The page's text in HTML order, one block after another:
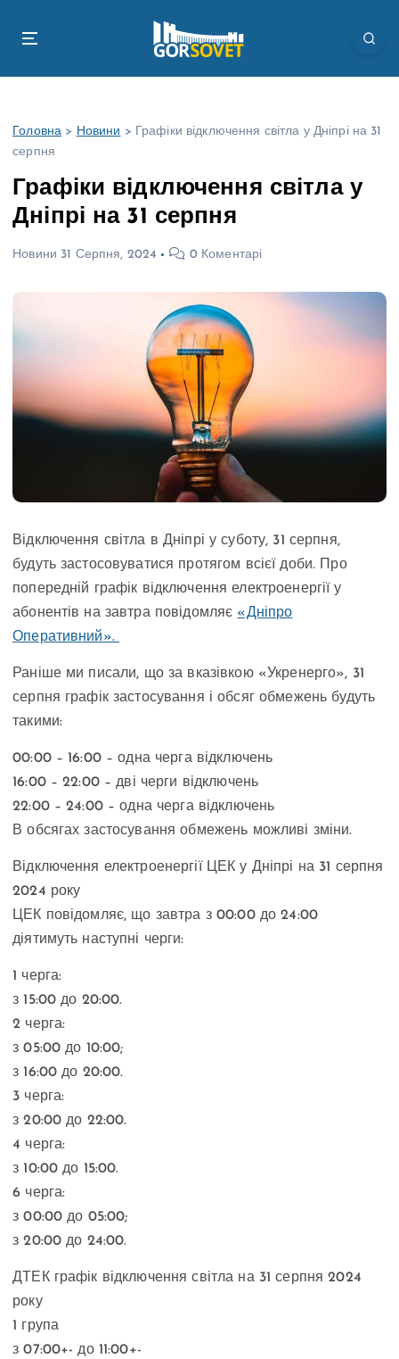
Головна > Новини >
Графіки відключення світла у Дніпрі на 31
серпня
Графіки відключення світла у
Дніпрі на 31 серпня
Новини 31 Серпня, 2024 0 Коментарі
Відключення світла в Дніпрі у суботу, 31 серпня,
будуть застосовуватися протягом всієї доби. Про
попередній графік відключення електроенергії у
абонентів на завтра повідомляє «Дніпро
Оперативний».
Раніше ми писали, що за вказівкою «Укренерго», 31
серпня графік застосування і обсяг обмежень будуть
такими:
00:00 – 16:00 – одна черга відключень
16:00 – 22:00 – дві черги відключень
22:00 – 24:00 – одна черга відключень
В обсягах застосування обмежень можливі зміни.
Відключення електроенергії ЦЕК у Дніпрі на 31 серпня
2024 року
ЦЕК повідомляє, що завтра з 00:00 до 24:00
діятимуть наступні черги:
1 черга:
з 15:00 до 20:00.
2 черга:
з 05:00 до 10:00;
з 16:00 до 20:00.
3 черга:
з 20:00 до 22:00.
4 черга:
з 10:00 до 15:00.
6 черга:
з 00:00 до 05:00;
з 20:00 до 24:00.
ДТЕК графік відключення світла на 31 серпня 2024
року
1 група
з 07:00+- до 11:00+-